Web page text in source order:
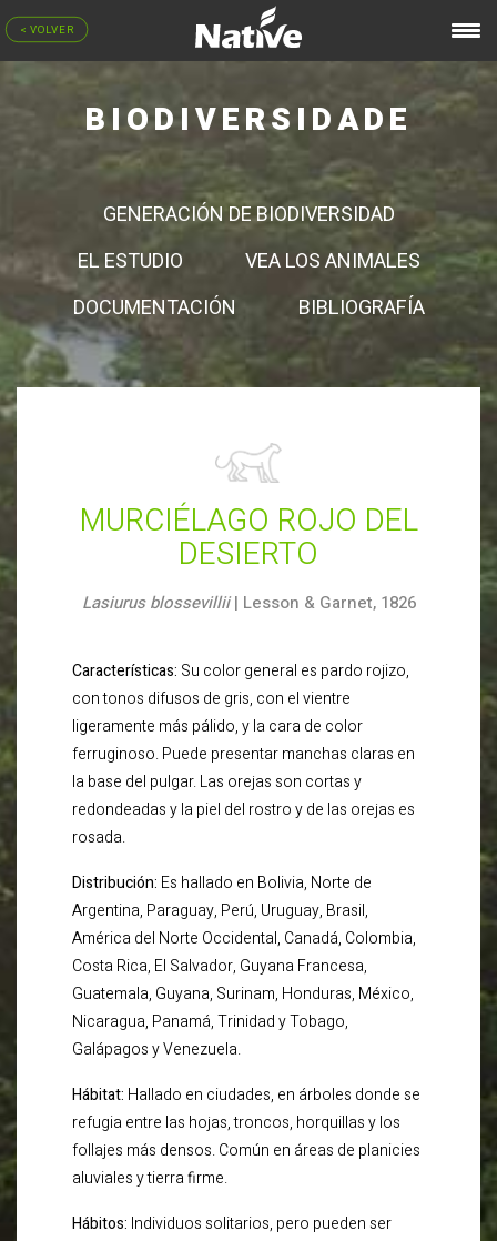
BIODIVERSIDADE
GENERACIÓN DE BIODIVERSIDAD
EL ESTUDIO
VEA LOS ANIMALES
DOCUMENTACIÓN
BIBLIOGRAFÍA
< VOLVER
MURCIÉLAGO ROJO DEL
DESIERTO
Lasiurus blossevillii| Lesson & Garnet, 1826
Características: Su color general es pardo rojizo,
con tonos difusos de gris, con el vientre
ligeramente más pálido, y la cara de color
ferruginoso. Puede presentar manchas claras en
la base del pulgar. Las orejas son cortas y
redondeadas y la piel del rostro y de las orejas es
rosada.
Distribución: Es hallado en Bolivia, Norte de
Argentina, Paraguay, Perú, Uruguay, Brasil,
América del Norte Occidental, Canadá, Colombia,
Costa Rica, El Salvador, Guyana Francesa,
Guatemala, Guyana, Surinam, Honduras, México,
Nicaragua, Panamá, Trinidad y Tobago,
Galápagos y Venezuela.
Hábitat: Hallado en ciudades, en árboles donde se
refugia entre las hojas, troncos, horquillas y los
follajes más densos. Común en áreas de planicies
aluviales y tierra firme.
Hábitos: Individuos solitarios, pero pueden ser